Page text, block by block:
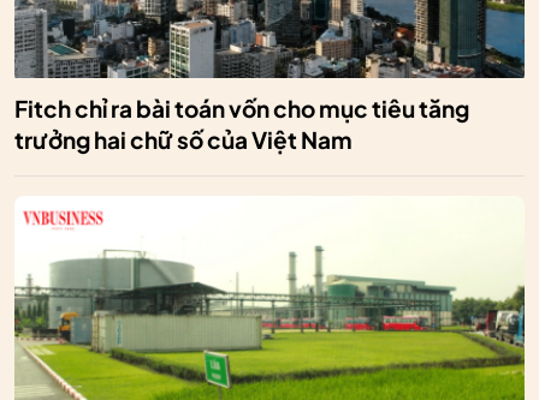
Fitch chỉ ra bài toán vốn cho mục tiêu tăng
trưởng hai chữ số của Việt Nam